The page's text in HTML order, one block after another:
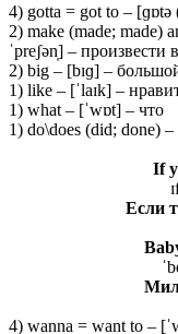
4) gotta = got to –
2) make (made; made)
ˈpreʃən̩] – произвести
2) big – [bɪɡ] –
1) like – [ˈlaɪk] –
1) what – [ˈwɒt] – что
1) do\does (did; done)
If
Если
4) wanna = want to –